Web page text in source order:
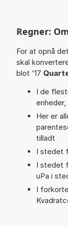
Regner:
For at opnå
skal
blot '17
I de
Her er
tilladt
I stedet
I stedet
uPa i
I